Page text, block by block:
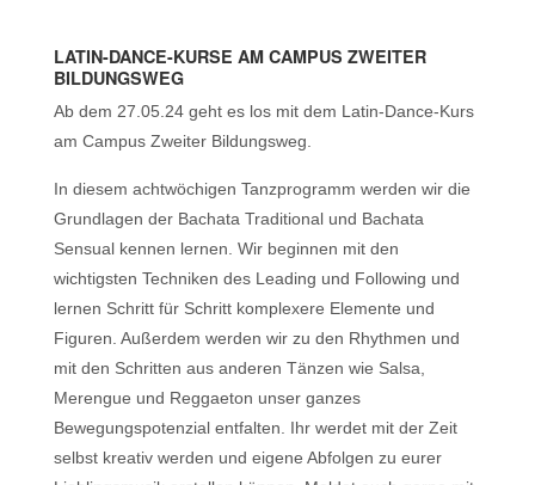
LATIN-DANCE-KURSE AM CAMPUS ZWEITER
BILDUNGSWEG
Ab dem 27.05.24 geht es los mit dem Latin-Dance-Kurs
am Campus Zweiter Bildungsweg.
In diesem achtwöchigen Tanzprogramm werden wir die
Grundlagen der Bachata Traditional und Bachata
Sensual kennen lernen. Wir beginnen mit den
wichtigsten Techniken des Leading und Following und
lernen Schritt für Schritt komplexere Elemente und
Figuren. Außerdem werden wir zu den Rhythmen und
mit den Schritten aus anderen Tänzen wie Salsa,
Merengue und Reggaeton unser ganzes
Bewegungspotenzial entfalten. Ihr werdet mit der Zeit
selbst kreativ werden und eigene Abfolgen zu eurer